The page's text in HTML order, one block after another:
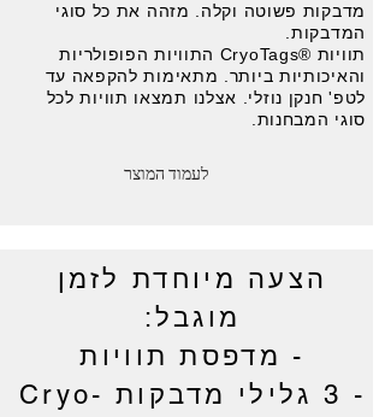
מדבקות פשוטה וקלה. מזהה את כל סוגי
המדבקות.
תוויות ®CryoTags התוויות הפופולריות
והאיכותיות ביותר. מתאימות להקפאה עד
לטפ' חנקן נוזלי. אצלנו תמצאו תוויות לכל
סוגי המבחנות.
לעמוד המוצר
הצעה מיוחדת לזמן
מוגבל:
- מדפסת תוויות
- 3 גלילי מדבקות Cryo-